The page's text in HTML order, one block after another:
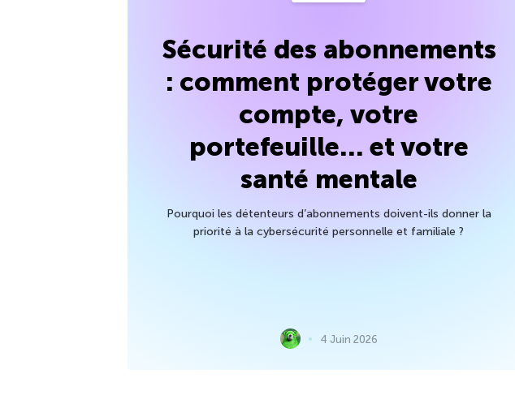
Sécurité des abonnements
: comment protéger votre
compte, votre
portefeuille… et votre
santé mentale
Pourquoi les détenteurs d’abonnements doivent-ils donner la
priorité à la cybersécurité personnelle et familiale ?
4 Juin 2026